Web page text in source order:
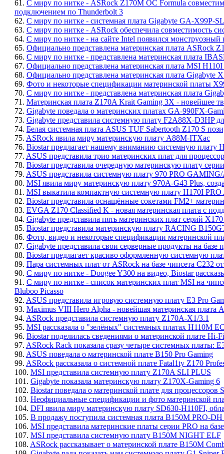
61. С миру по нитке - ASRock Z170M OC Formula
подключением по Thunderbolt 3
62. С миру по нитке - системная плата Gigabyte GA-X99P-
63. С миру по нитке - ASRock обеспечила совместимость
64. С миру по нитке - на сайте Intel появился
65. Официально представлена материнская плата ASRock
66. С миру по нитке - представлена материнская плата
67. Официально представлена материнская плата MSI
68. Официально представлена материнская плата Gigabyte
69. Фото и некоторые спецификации материнской платы
70. С миру по нитке - представлена материнская плата
71. Материнская плата Z170A Krait Gaming 3X - новейшее
72. Gigabyte поведала о материнских платах GA-990FX-
73. Gigabyte представила системную плату F2A88X-D3HP
74. Белая системная плата ASUS TUF Sabertooth Z170 S
75. ASRock явила миру материнскую плату A88M-ITXac
76. Biostar предлагает нашему вниманию системную плату
77. ASUS представила трио материнских плат для
78. Biostar представила очередную материнскую плату
79. ASUS представила системную плату 970 PRO
80. MSI явила миру материнскую плату 970A-G43 Plus,
81. MSI выкатила компактную системную плату H170I PRO
82. Biostar представила оснащённые сокетами FM2+
83. EVGA Z170 Classified K - новая материнская плата с
84. Gigabyte представила пять материнских плат серий
85. Biostar представила материнскую плату RACING
86. Фото, видео и некоторые спецификации материнской
87. Gigabyte представила свои серверные продукты на базе
88. Biostar предлагает красиво оформленную системную
89. Пара системных плат от ASRock на базе чипсета C232
90. С миру по нитке - Doogee Y300 на видео, Biostar
91. С миру по нитке - список материнских плат MSI на
Bluboo Picasso
92. ASUS представила игровую системную плату E3 Pro
93. Maximus VIII Hero Alpha - новейшая материнская плата
94. ASRock представила системную плату Z170A-X1/3.1
95. MSI рассказала о "зелёных" системных платах H110M
96. Biostar поделилась сведениями о материнской плате Hi-
97. ASRock Rack показала сразу четыре системных
98. ASUS поведала о материнской плате B150 Pro Gaming
99. ASRock рассказала о системной плате Fatal1ty Z170
100. MSI представила системную плату Z170A SLI PLUS
101. Gigabyte показала материнскую плату Z170X-Gaming 6
102. Biostar поведала о материнской плате для
103. Неофициальные спецификации и фото материнской
104. DFI явила миру материнскую плату SD630-H110FI,
105. В продажу поступила системная плата B150M PRO-
106. MSI представила материнские платы серии PRO на
107. MSI представила системную плату B150M NIGHT ELF
108. ASRock рассказывает о материнской плате B150M